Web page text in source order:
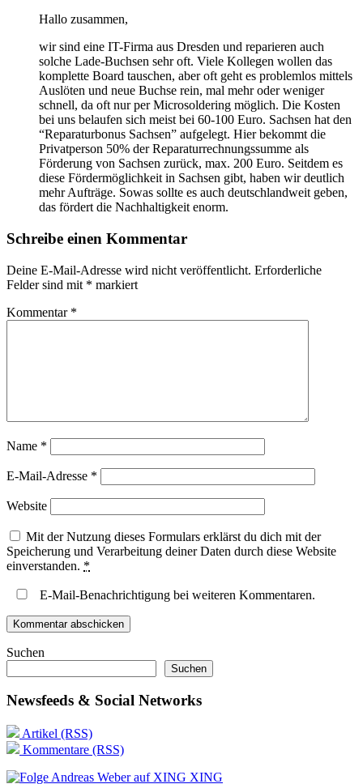
Hallo zusammen,
wir sind eine IT-Firma aus Dresden und reparieren auch
solche Lade-Buchsen sehr oft. Viele Kollegen wollen das
komplette Board tauschen, aber oft geht es problemlos mittels
Auslöten und neue Buchse rein, mal mehr oder weniger
schnell, da oft nur per Microsoldering möglich. Die Kosten
bei uns belaufen sich meist bei 60-100 Euro. Sachsen hat den
“Reparaturbonus Sachsen” aufgelegt. Hier bekommt die
Privatperson 50% der Reparaturrechnungssumme als
Förderung von Sachsen zurück, max. 200 Euro. Seitdem es
diese Fördermöglichkeit in Sachsen gibt, haben wir deutlich
mehr Aufträge. Sowas sollte es auch deutschlandweit geben,
das fördert die Nachhaltigkeit enorm.
Schreibe einen Kommentar
Deine E-Mail-Adresse wird nicht veröffentlicht. Erforderliche
Felder sind mit * markiert
Kommentar *
Name *
E-Mail-Adresse *
Website
Mit der Nutzung dieses Formulars erklärst du dich mit der
Speicherung und Verarbeitung deiner Daten durch diese Website
einverstanden. *
E-Mail-Benachrichtigung bei weiteren Kommentaren.
Suchen
Suchen
Newsfeeds & Social Networks
Artikel (RSS)
Kommentare (RSS)
XING